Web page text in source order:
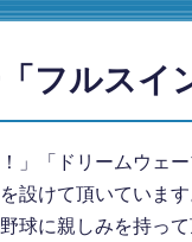
フルスイ
」「ドリームウェ
設けて頂いています
に親しみを持っ